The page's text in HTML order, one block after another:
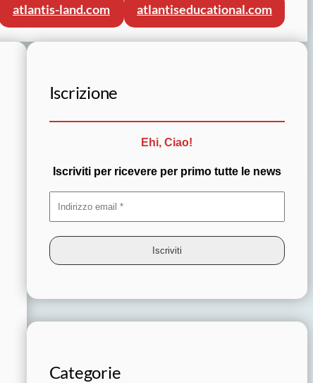
atlantis-land.com atlantiseducational.com
Iscrizione
Ehi, Ciao!
Iscriviti per ricevere per primo tutte le news
Categorie